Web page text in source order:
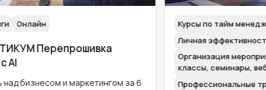
Курсы по тайм менеджменту
Личная эффективность и self-development
Организация мероприятий: тренинги, мастер-
Профессиональные тренинги (soft skills)
Семинары